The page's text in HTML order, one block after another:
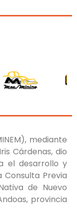
mediante
Cárdenas, dio
el desarrollo y
Previa
de Nuevo
provincia